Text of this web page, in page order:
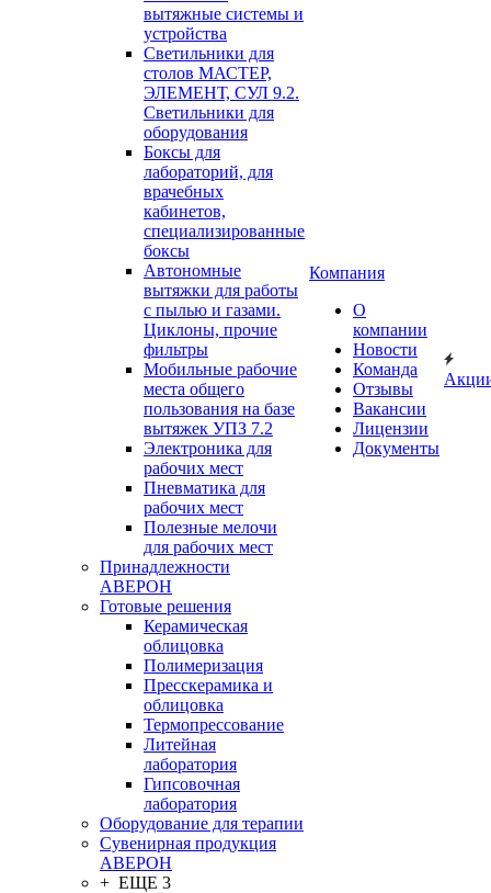
вытяжные системы и
устройства
Светильники для
столов МАСТЕР,
ЭЛЕМЕНТ, СУЛ 9.2.
Светильники для
оборудования
Боксы для
лабораторий, для
врачебных
кабинетов,
специализированные
боксы
Автономные
вытяжки для работы
с пылью и газами.
Циклоны, прочие
фильтры
Мобильные рабочие
места общего
пользования на базе
вытяжек УПЗ 7.2
Электроника для
рабочих мест
Пневматика для
рабочих мест
Полезные мелочи
для рабочих мест
Принадлежности
АВЕРОН
Готовые решения
Керамическая
облицовка
Полимеризация
Пресскерамика и
облицовка
Термопрессование
Литейная
лаборатория
Гипсовочная
лаборатория
Оборудование для терапии
Сувенирная продукция
АВЕРОН
+ ЕЩЕ 3
Компания
О
компании
Новости
Команда
Отзывы
Вакансии
Лицензии
Документы